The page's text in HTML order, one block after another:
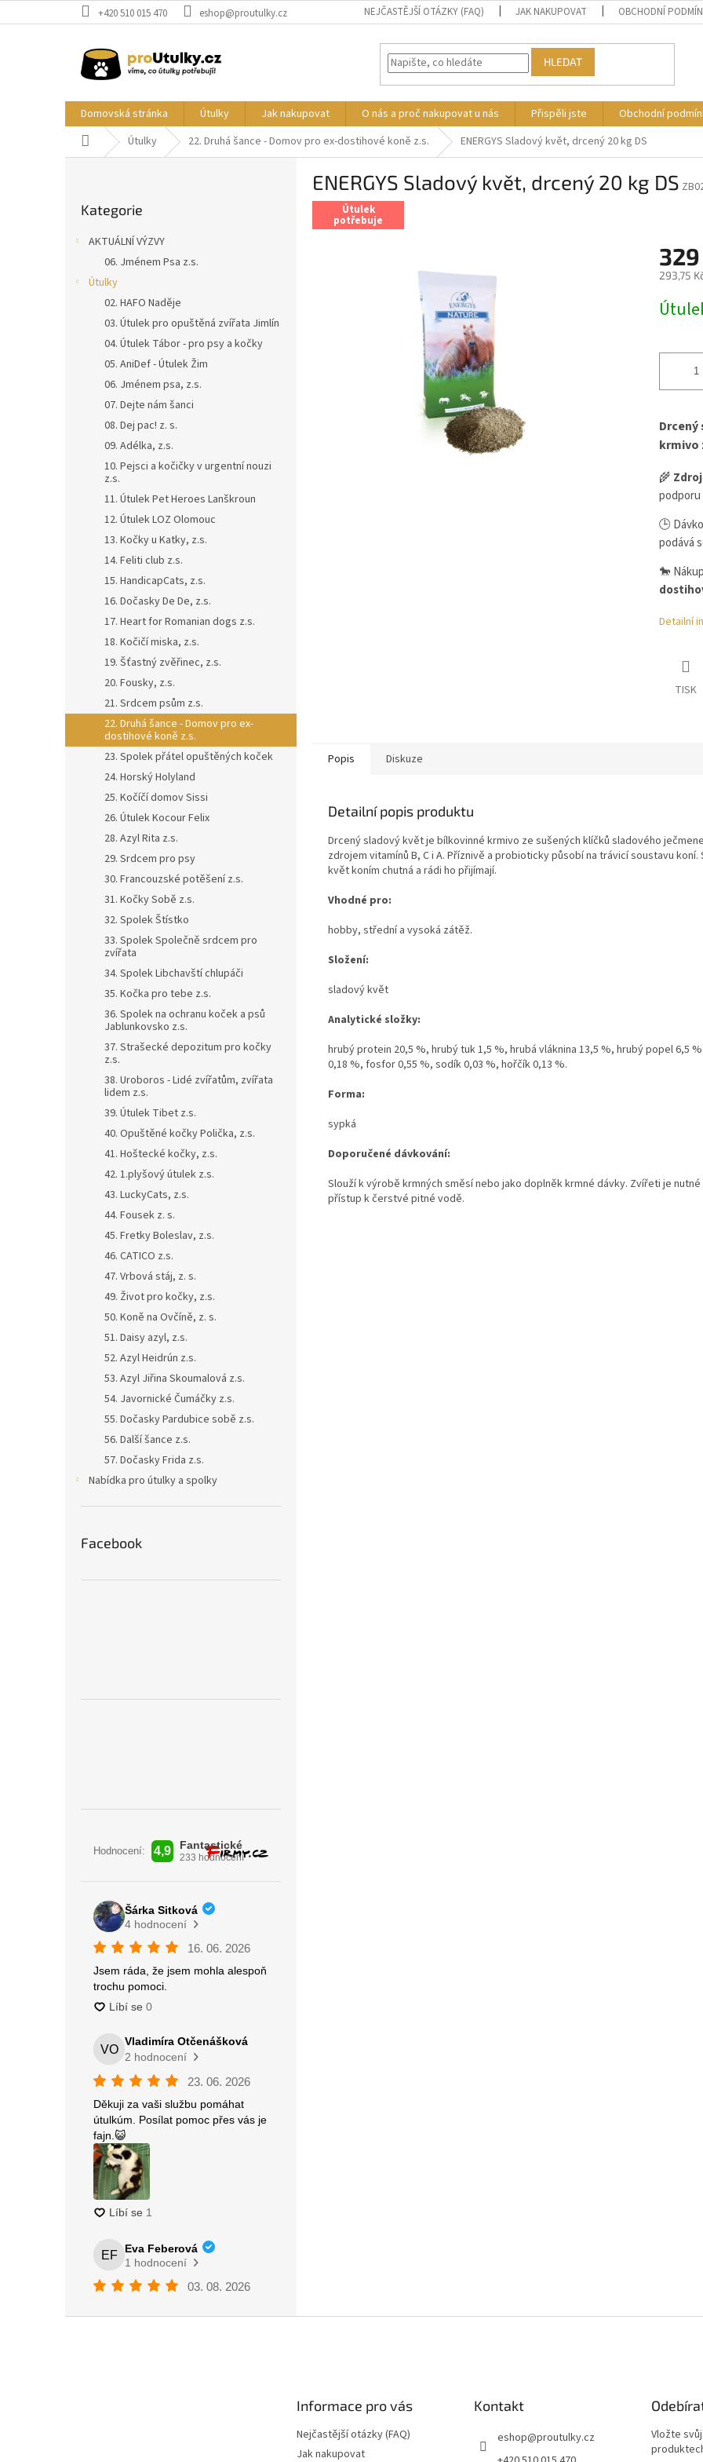
na
+420 510 015 470 eshop@proutulky.cz NEJČASTĚJŠÍ OTÁZKY (FAQ) JAK NAKUPOVAT OBCHODNÍ
HLEDAT
Domovská stránka Útulky Jak nakupovat O nás a proč nakupovat u nás Přispěli jste Obchodní
Domů Útulky 22. Druhá šance - Domov pro ex-dostihové koně z.s. ENERGYS Sladový květ, drcený 20 kg DS
kategorie
Kategorie
AKTUÁLNÍ VÝZVY
06. Jménem Psa z.s.
Útulky
02. HAFO Naděje
03. Útulek pro opuštěná zvířata Jimlín
04. Útulek Tábor - pro psy a kočky
05. AniDef - Útulek Žim
06. Jménem psa, z.s.
07. Dejte nám šanci
08. Dej pac! z. s.
09. Adélka, z.s.
10. Pejsci a kočičky v urgentní nouzi
z.s.
11. Útulek Pet Heroes Lanškroun
12. Útulek LOZ Olomouc
13. Kočky u Katky, z.s.
14. Feliti club z.s.
15. HandicapCats, z.s.
16. Dočasky De De, z.s.
17. Heart for Romanian dogs z.s.
18. Kočičí miska, z.s.
19. Šťastný zvěřinec, z.s.
20. Fousky, z.s.
21. Srdcem psům z.s.
22. Druhá šance - Domov pro ex-
dostihové koně z.s.
23. Spolek přátel opuštěných koček
24. Horský Holyland
25. Kočíčí domov Sissi
26. Útulek Kocour Felix
28. Azyl Rita z.s.
29. Srdcem pro psy
30. Francouzské potěšení z.s.
31. Kočky Sobě z.s.
32. Spolek Štístko
33. Spolek Společně srdcem pro
zvířata
34. Spolek Libchavští chlupáči
35. Kočka pro tebe z.s.
36. Spolek na ochranu koček a psů
Jablunkovsko z.s.
37. Strašecké depozitum pro kočky
z.s.
38. Uroboros - Lidé zvířatům, zvířata
lidem z.s.
39. Útulek Tibet z.s.
40. Opuštěné kočky Polička, z.s.
41. Hoštecké kočky, z.s.
42. 1.plyšový útulek z.s.
43. LuckyCats, z.s.
44. Fousek z. s.
45. Fretky Boleslav, z.s.
46. CATICO z.s.
47. Vrbová stáj, z. s.
49. Život pro kočky, z.s.
50. Koně na Ovčíně, z. s.
51. Daisy azyl, z.s.
52. Azyl Heidrún z.s.
53. Azyl Jiřina Skoumalová z.s.
54. Javornické Čumáčky z.s.
55. Dočasky Pardubice sobě z.s.
56. Další šance z.s.
57. Dočasky Frida z.s.
Nabídka pro útulky a spolky
Facebook
ENERGYS Sladový květ, drcený 20 kg DS
Útulek
potřebuje
293,75
Měrná
cena:
krmivo
🌾
🕒
podává
🐎
Detailní
TISK
Popis Diskuze
Detailní popis produktu
Drcený sladový květ je bílkovinné krmivo ze sušených klíčků sladového
zdrojem vitamínů B, C i A. Příznivě a probioticky působí na trávicí soustavu koní.
květ koním chutná a rádi ho přijímají.
Vhodné pro:
hobby, střední a vysoká zátěž.
Složení:
sladový květ
Analytické složky:
hrubý protein 20,5 %, hrubý tuk 1,5 %, hrubá vláknina 13,5 %, hrubý popel 6,5
0,18 %, fosfor 0,55 %, sodík 0,03 %, hořčík 0,13 %.
Forma:
sypká
Doporučené dávkování:
Slouží k výrobě krmných směsí nebo jako doplněk krmné dávky. Zvířeti je
přístup k čerstvé pitné vodě.
Informace pro vás
Nejčastější otázky (FAQ)
Jak nakupovat
Kontakt
eshop@proutulky.cz
Vložte